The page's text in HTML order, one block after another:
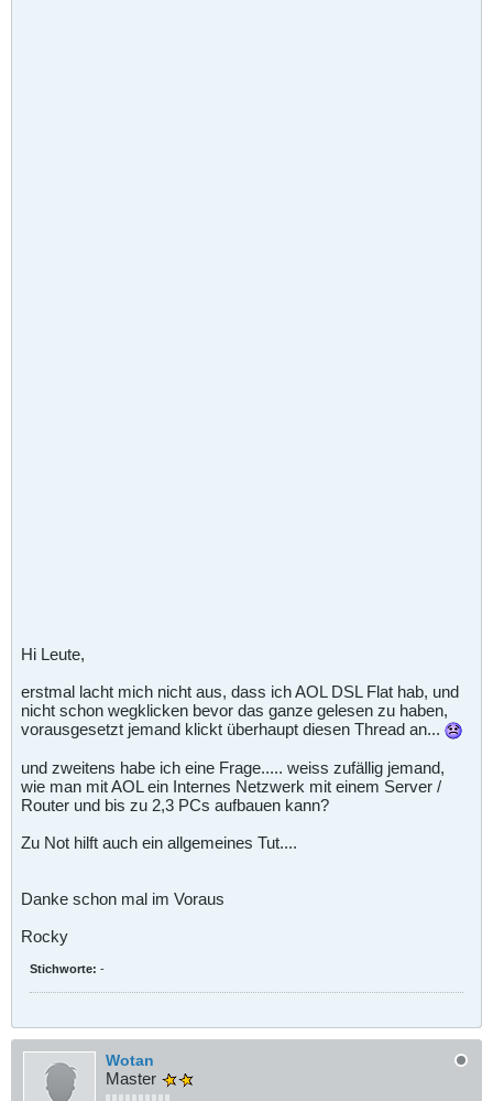
Hi Leute,
erstmal lacht mich nicht aus, dass ich AOL DSL Flat hab, und
nicht schon wegklicken bevor das ganze gelesen zu haben,
vorausgesetzt jemand klickt überhaupt diesen Thread an...
und zweitens habe ich eine Frage..... weiss zufällig jemand,
wie man mit AOL ein Internes Netzwerk mit einem Server /
Router und bis zu 2,3 PCs aufbauen kann?
Zu Not hilft auch ein allgemeines Tut....
Danke schon mal im Voraus
Rocky
Stichworte: -
Wotan
Master